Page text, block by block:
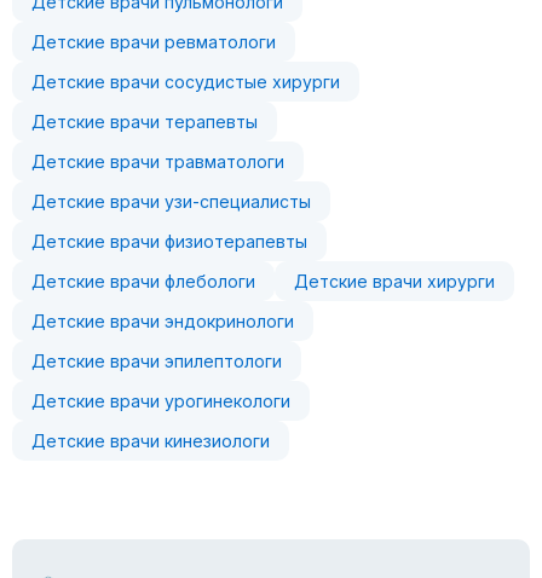
Детские врачи ревматологи
Детские врачи сосудистые хирурги
Детские врачи терапевты
Детские врачи травматологи
Детские врачи узи-специалисты
Детские врачи физиотерапевты
Детские врачи флебологи
Детские врачи хирурги
Детские врачи эндокринологи
Детские врачи эпилептологи
Детские врачи урогинекологи
Детские врачи кинезиологи